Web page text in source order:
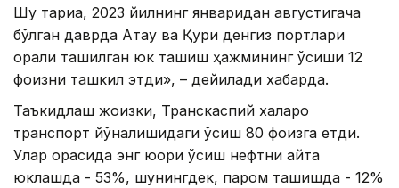
Шу тариқа, 2023 йилнинг январидан августигача
бўлган даврда Ақтау ва Қуриқ денгиз портлари
орқали ташилган юк ташиш ҳажмининг ўсиши 12
фоизни ташкил этди», – дейилади хабарда.
Таъкидлаш жоизки, Транскаспий халқаро
транспорт йўналишидаги ўсиш 80 фоизга етди.
Улар орасида энг юқори ўсиш нефтни қайта
юклашда - 53%, шунингдек, паром ташишда - 12%